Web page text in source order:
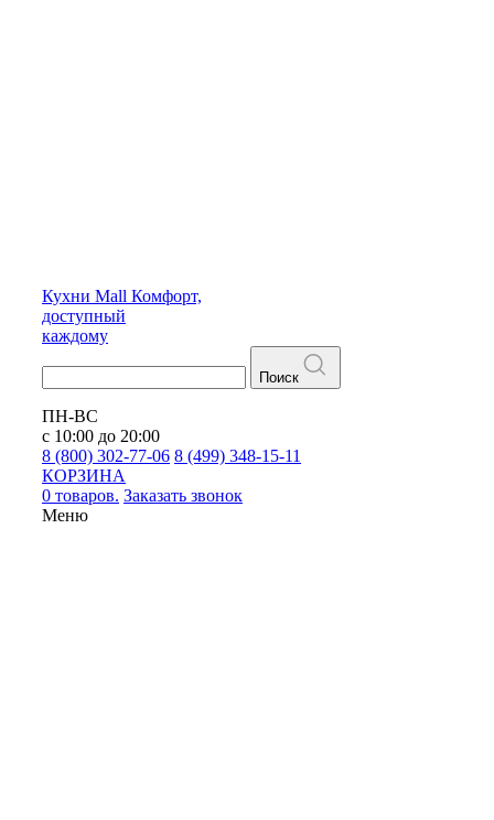
Кухни Mall Комфорт,
доступный
каждому
Поиск
ПН-ВС
с 10:00 до 20:00
8 (800) 302-77-06 8 (499) 348-15-11
КОРЗИНА
0 товаров. Заказать звонок
Меню